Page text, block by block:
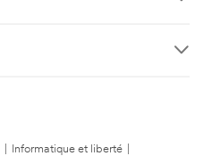
Informatique et liberté